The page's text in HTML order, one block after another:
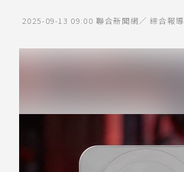
2025-09-13 09:00 聯合新聞網／ 綜合報導